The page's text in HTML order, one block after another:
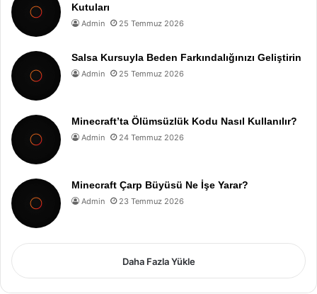
Kutuları
Admin 25 Temmuz 2026
Salsa Kursuyla Beden Farkındalığınızı Geliştirin
Admin 25 Temmuz 2026
Minecraft’ta Ölümsüzlük Kodu Nasıl Kullanılır?
Admin 24 Temmuz 2026
Minecraft Çarp Büyüsü Ne İşe Yarar?
Admin 23 Temmuz 2026
Daha Fazla Yükle